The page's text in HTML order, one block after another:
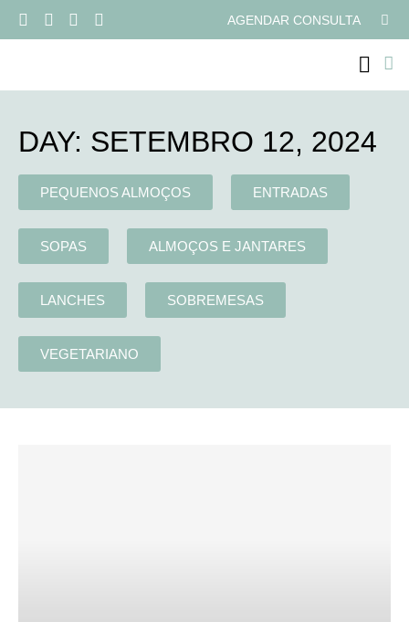
AGENDAR CONSULTA
DAY: SETEMBRO 12, 2024
PEQUENOS ALMOÇOS ENTRADAS
SOPAS ALMOÇOS E JANTARES
LANCHES SOBREMESAS
VEGETARIANO